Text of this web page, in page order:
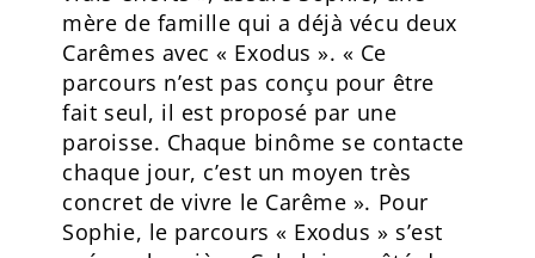
mère de famille qui a déjà vécu deux
Carêmes avec « Exodus ». « Ce
parcours n’est pas conçu pour être
fait seul, il est proposé par une
paroisse. Chaque binôme se contacte
chaque jour, c’est un moyen très
concret de vivre le Carême ». Pour
Sophie, le parcours « Exodus » s’est